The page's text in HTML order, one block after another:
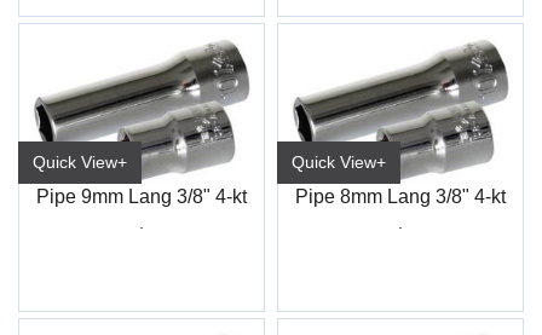
Quick View+
Pipe 9mm Lang 3/8" 4-kt
Quick View+
Pipe 8mm Lang 3/8" 4-kt